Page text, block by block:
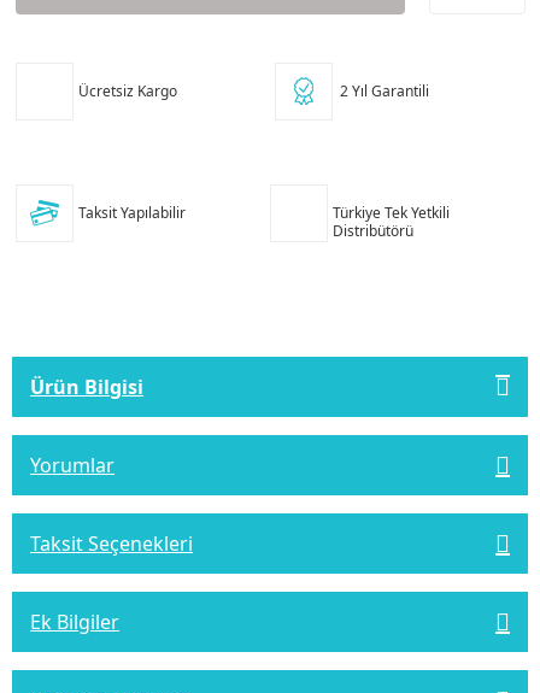
Ücretsiz Kargo 2 Yıl Garantili
Taksit Yapılabilir
Türkiye Tek Yetkili
Distribütörü
Ürün Bilgisi
Yorumlar
Taksit Seçenekleri
Ek Bilgiler